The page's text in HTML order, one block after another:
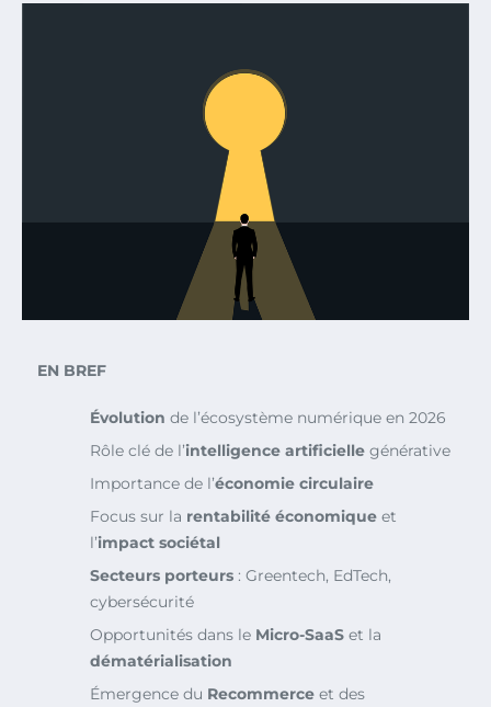
EN BREF
Évolution de l’écosystème numérique en 2026
Rôle clé de l’intelligence artificielle générative
Importance de l’économie circulaire
Focus sur la rentabilité économique et
l’impact sociétal
Secteurs porteurs : Greentech, EdTech,
cybersécurité
Opportunités dans le Micro-SaaS et la
dématérialisation
Émergence du Recommerce et des